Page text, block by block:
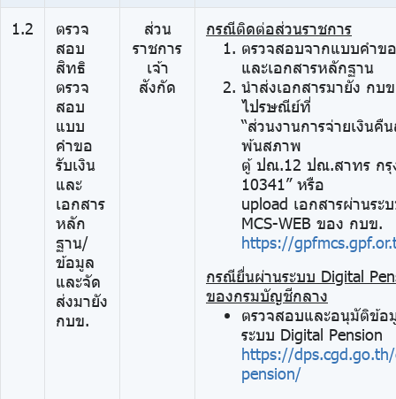
1.2
ตรวจ
สอบ
สิทธิ
ตรวจ
สอบ
แบบ
คำขอ
รับเงิน
และ
เอกสาร
หลัก
ฐาน/
ข้อมูล
และจัด
ส่งมายัง
กบข.
ส่วน
ราชการ
เจ้า
สังกัด
กรณีติดต่อส่วนราชการ
ตรวจสอบจากแบบคำข
และเอกสารหลักฐาน
นำส่งเอกสารมายัง กบ
ไปรษณีย์ที่
“ส่วนงานการจ่ายเงินคื
พ้นสภาพ
ตู้ ปณ.12 ปณ.สาทร กรุ
10341” หรือ
upload เอกสารผ่านระ
MCS-WEB ของ กบข.
https://
กรณียื่นผ่านระบบ Digital
ของกรมบัญชีกลาง
ตรวจสอบและอนุมัติข้อ
ระบบ Digital Pension
https://
pension/